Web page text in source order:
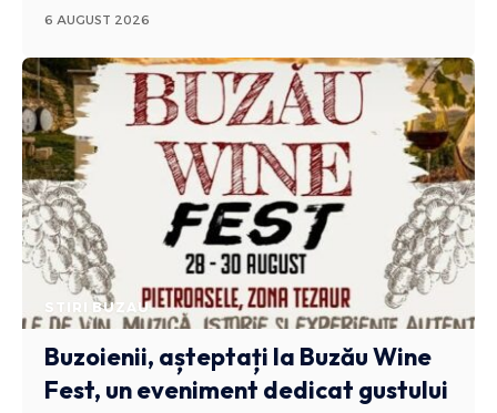
6 AUGUST 2026
STIRI BUZAU
Buzoienii, așteptați la Buzău Wine
Fest, un eveniment dedicat gustului